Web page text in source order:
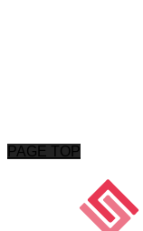
PAGE TOP